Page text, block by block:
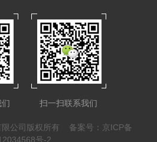
扫一扫联系我们
限公司版权所有 备案号：京ICP备
号-2